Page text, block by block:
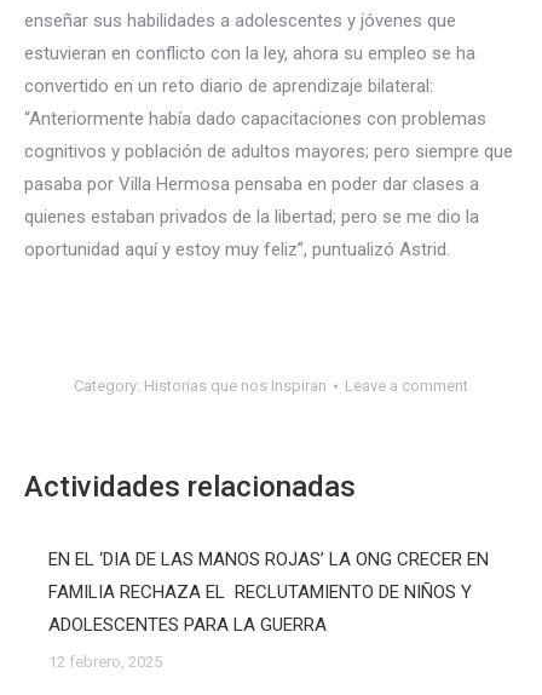
enseñar sus habilidades a adolescentes y jóvenes que
estuvieran en conflicto con la ley, ahora su empleo se ha
convertido en un reto diario de aprendizaje bilateral:
“Anteriormente había dado capacitaciones con problemas
cognitivos y población de adultos mayores; pero siempre que
pasaba por Villa Hermosa pensaba en poder dar clases a
quienes estaban privados de la libertad; pero se me dio la
oportunidad aquí y estoy muy feliz”, puntualizó Astrid.
Category: Historias que nos Inspiran Leave a comment
Actividades relacionadas
EN EL ‘DIA DE LAS MANOS ROJAS’ LA ONG CRECER EN
FAMILIA RECHAZA EL RECLUTAMIENTO DE NIÑOS Y
ADOLESCENTES PARA LA GUERRA
12 febrero, 2025